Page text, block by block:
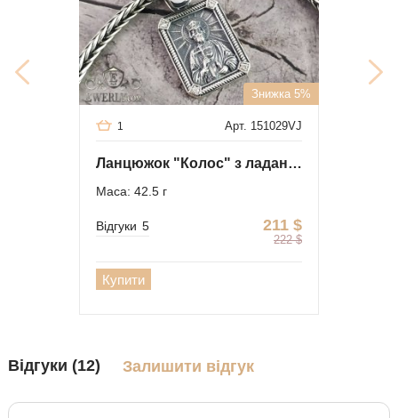
Знижка 5%
Арт. 151029VJ
1
Ланцюжок "Колос" з ладанкою "Князь Володимир"
Маса: 42.5 г
211 $
222 $
Відгуки 5
Купити
Відгуки (12) Залишити відгук